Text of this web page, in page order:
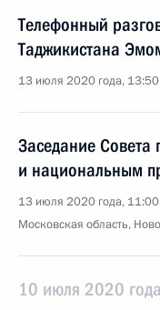
Телефонный
Таджикистана
13 июля 2020 года, 13:50
Заседание Совета
и национальным
13 июля 2020 года, 11:00
Московская область,
10 июля 2020